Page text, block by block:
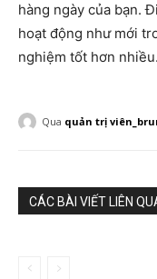
hàng ngày của bạn.
hoạt động như mới
nghiệm tốt hơn nhiều.
Qua quản trị
CÁC BÀI VIẾT LIÊN